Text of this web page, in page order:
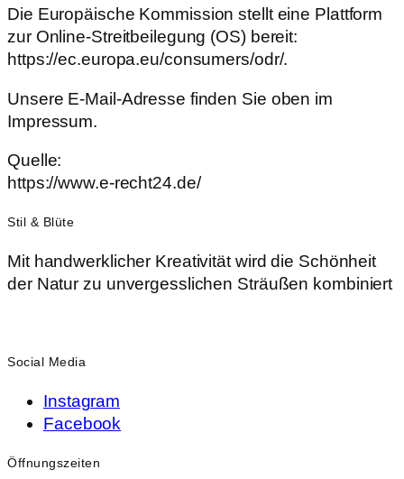
Die Europäische Kommission stellt eine Plattform
zur Online-Streitbeilegung (OS) bereit:
https://ec.europa.eu/consumers/odr/.
Unsere E-Mail-Adresse finden Sie oben im
Impressum.
Quelle:
https://www.e-recht24.de/
Stil & Blüte
Mit handwerklicher Kreativität wird die Schönheit
der Natur zu unvergesslichen Sträußen kombiniert
Social Media
Instagram
Facebook
Öffnungszeiten